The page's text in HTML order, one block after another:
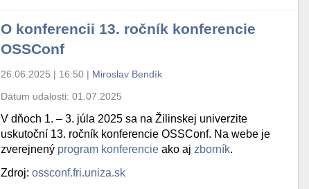
O konferencii 13. ročník konferencie
OSSConf
26.06.2025 | 16:50 | Miroslav Bendík
Dátum udalosti:01.07.2025
V dňoch 1. – 3. júla 2025 sa na Žilinskej univerzite
uskutoční 13. ročník konferencie OSSConf. Na webe je
zverejnený program konferencie ako aj zborník.
Zdroj:ossconf.fri.uniza.sk